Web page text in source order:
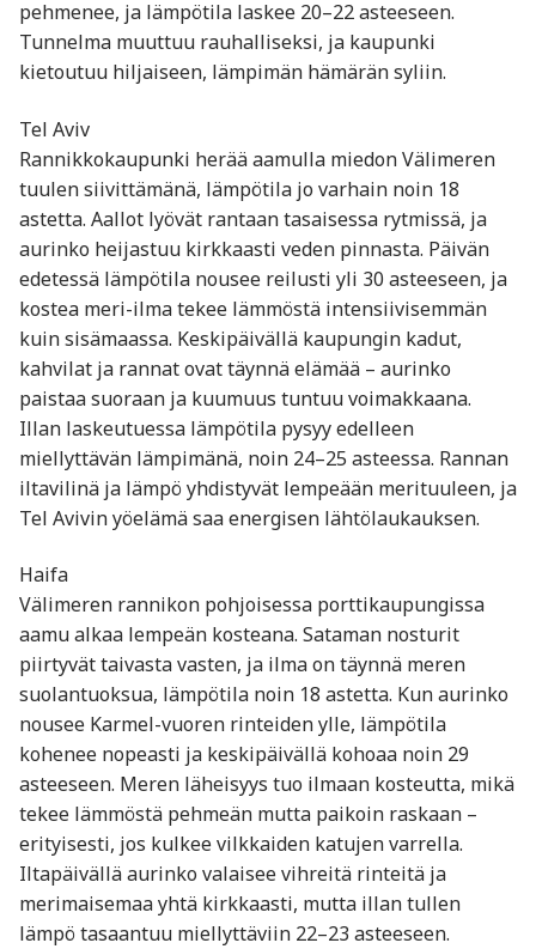
pehmenee, ja lämpötila laskee 20–22 asteeseen.
Tunnelma muuttuu rauhalliseksi, ja kaupunki
kietoutuu hiljaiseen, lämpimän hämärän syliin.
Tel Aviv
Rannikkokaupunki herää aamulla miedon Välimeren
tuulen siivittämänä, lämpötila jo varhain noin 18
astetta. Aallot lyövät rantaan tasaisessa rytmissä, ja
aurinko heijastuu kirkkaasti veden pinnasta. Päivän
edetessä lämpötila nousee reilusti yli 30 asteeseen, ja
kostea meri-ilma tekee lämmöstä intensiivisemmän
kuin sisämaassa. Keskipäivällä kaupungin kadut,
kahvilat ja rannat ovat täynnä elämää – aurinko
paistaa suoraan ja kuumuus tuntuu voimakkaana.
Illan laskeutuessa lämpötila pysyy edelleen
miellyttävän lämpimänä, noin 24–25 asteessa. Rannan
iltavilinä ja lämpö yhdistyvät lempeään merituuleen, ja
Tel Avivin yöelämä saa energisen lähtölaukauksen.
Haifa
Välimeren rannikon pohjoisessa porttikaupungissa
aamu alkaa lempeän kosteana. Sataman nosturit
piirtyvät taivasta vasten, ja ilma on täynnä meren
suolantuoksua, lämpötila noin 18 astetta. Kun aurinko
nousee Karmel-vuoren rinteiden ylle, lämpötila
kohenee nopeasti ja keskipäivällä kohoaa noin 29
asteeseen. Meren läheisyys tuo ilmaan kosteutta, mikä
tekee lämmöstä pehmeän mutta paikoin raskaan –
erityisesti, jos kulkee vilkkaiden katujen varrella.
Iltapäivällä aurinko valaisee vihreitä rinteitä ja
merimaisemaa yhtä kirkkaasti, mutta illan tullen
lämpö tasaantuu miellyttäviin 22–23 asteeseen.